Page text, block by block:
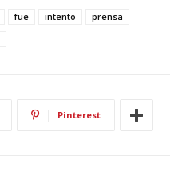
ar
fue intento
prensa
Pinterest